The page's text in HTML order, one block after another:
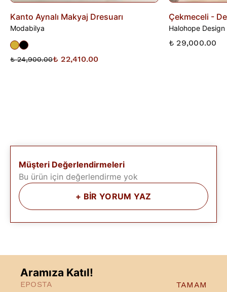
Kanto Aynalı Makyaj Dresuarı
Modabilya
₺ 24,900.00₺ 22,410.00
Çekmeceli -
Halohope Design
₺ 29,000.00
Müşteri Değerlendirmeleri
Bu ürün için değerlendirme yok
+ BİR YORUM YAZ
Aramıza Katıl!
TAMAM